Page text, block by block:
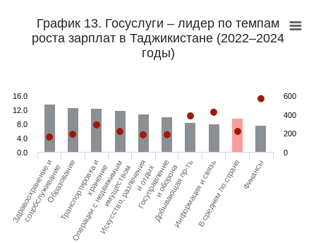
График 13. Госуслуги – лидер по темпам
роста зарплат в Таджикистане (2022–2024
годы)
Здравоохранение и
соцобслуживаниеОбразование
Транспортировка и
хранение
Операции с недвижимым
имуществом
Искусство, разлечения
и отдых
Госуправление
и оборона
Добывающая пр-тьИнформация и связь
В среднем по стране Финансы
0
200
400
600
0.0
4.0
8.0
12.0
16.0